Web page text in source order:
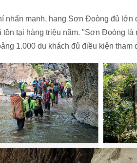
nhấn mạnh, hang Sơn Đoòng đủ lớn
tồn tại hàng triệu năm. "Sơn Đoòng
1.000 du khách đủ điều kiện tham